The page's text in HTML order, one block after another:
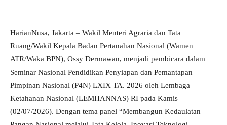
HarianNusa, Jakarta – Wakil Menteri Agraria dan Tata
Ruang/Wakil Kepala Badan Pertanahan Nasional (Wamen
ATR/Waka BPN), Ossy Dermawan, menjadi pembicara dalam
Seminar Nasional Pendidikan Penyiapan dan Pemantapan
Pimpinan Nasional (P4N) LXIX TA. 2026 oleh Lembaga
Ketahanan Nasional (LEMHANNAS) RI pada Kamis
(02/07/2026). Dengan tema panel “Membangun Kedaulatan